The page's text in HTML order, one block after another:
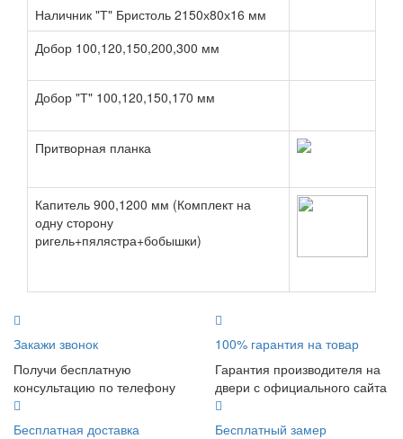
Наличник "Т" Бристоль 2150х80х16 мм
Добор 100,120,150,200,300 мм
Добор "Т" 100,120,150,170 мм
Притворная планка
Капитель 900,1200 мм (Комплект на
одну сторону
ригель+пялястра+бобышки)
Закажи звонок
Получи бесплатную
консультацию по телефону
100% гарантия на товар
Гарантия производителя на
двери с официального сайта
Бесплатная доставка
Бесплатный замер